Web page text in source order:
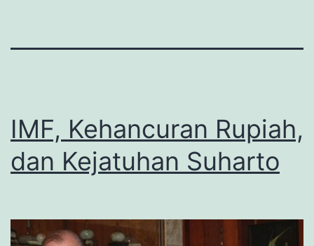
IMF, Kehancuran Rupiah,
dan Kejatuhan Suharto